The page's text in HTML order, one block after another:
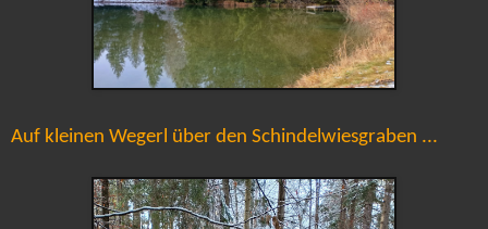
Auf kleinen Wegerl über den Schindelwiesgraben ...